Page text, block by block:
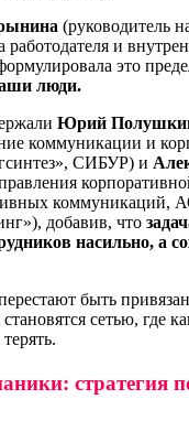
(руководитель
работодателя и
это
люди.
Юрий
коммуникации и
СИБУР) и
коммуникаций,
добавив, что
насильно, а
быть
сетью, где
стратегия